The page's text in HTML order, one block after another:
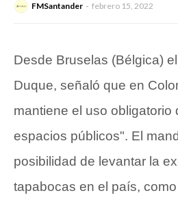
FMSantander febrero 15, 2022
Desde Bruselas (Bélgica)
Duque, señaló que en
mantiene el uso obligatorio
espacios públicos". El
posibilidad de levantar la
tapabocas en el país,